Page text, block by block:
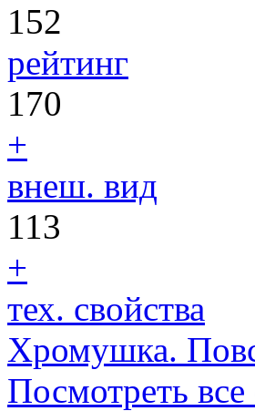
152
рейтинг
170
+
внеш. вид
113
+
тех. свойства
Хромушка.
Посмотреть